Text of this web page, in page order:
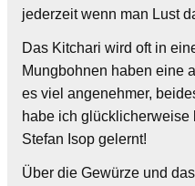
jederzeit wenn man Lust
Das Kitchari wird oft in
Mungbohnen haben eine
es viel angenehmer,
habe ich glücklicherweise
Stefan Isop gelernt!
Über die Gewürze und